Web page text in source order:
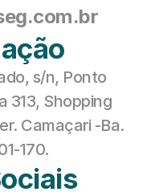
s/n, Ponto
313, Shopping
Camaçari -Ba.
170.